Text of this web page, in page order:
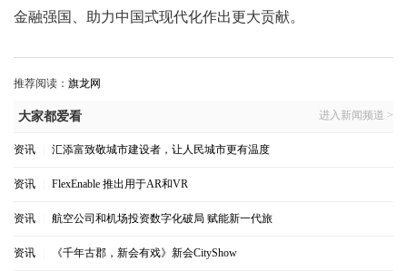
金融强国、助力中国式现代化作出更大贡献。
推荐阅读： 旗龙网
大家都爱看 进入新闻频道 >
资讯 汇添富致敬城市建设者，让人民城市更有温度
资讯 FlexEnable 推出用于AR和VR
资讯 航空公司和机场投资数字化破局 赋能新一代旅
资讯 《千年古郡，新会有戏》新会CityShow